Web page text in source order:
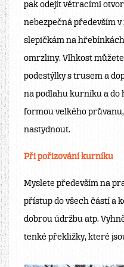
pak odejít větracími
nebezpečná především
slepičkám na
omrzliny. Vlhkost
podestýlky s trusem a
na podlahu kurníku a do
formou velkého
nastydnout.
Při pořizování kurníku
Myslete především na
přístup do všech částí a
dobrou údržbu atp.
tenké překližky, které